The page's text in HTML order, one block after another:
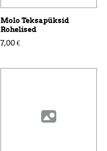
Molo Teksapüksid
Rohelised
7,00 €